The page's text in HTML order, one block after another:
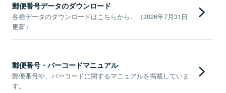
郵便番号データのダウンロード
各種データのダウンロードはこちらから。（2026年7月31日
更新）
郵便番号・バーコードマニュアル
郵便番号や、バーコードに関するマニュアルを掲載していま
す。